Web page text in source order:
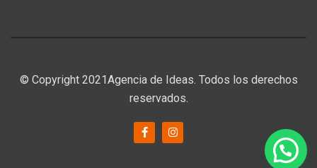
© Copyright 2021Agencia de Ideas. Todos los derechos
reservados.